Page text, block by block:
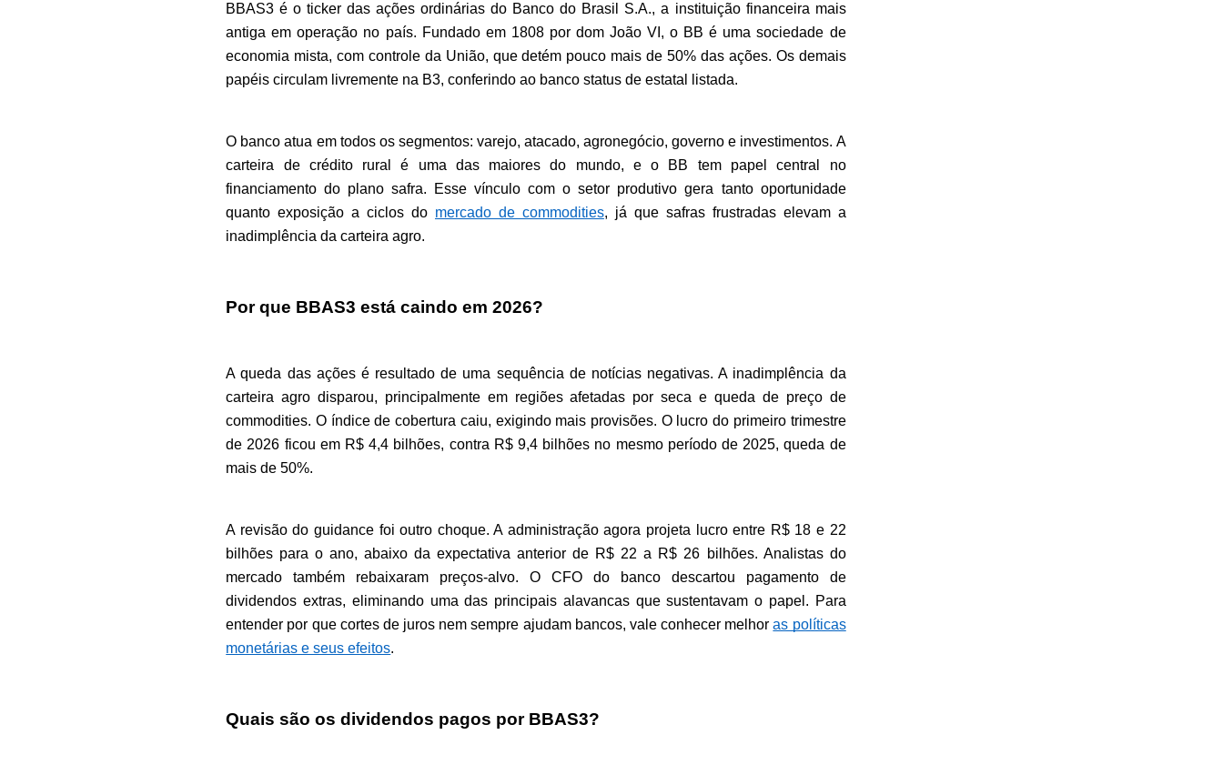
BBAS3 é o ticker das ações ordinárias do Banco do Brasil S.A., a instituição financeira mais
antiga em operação no país. Fundado em 1808 por dom João VI, o BB é uma sociedade de
economia mista, com controle da União, que detém pouco mais de 50% das ações. Os demais
papéis circulam livremente na B3, conferindo ao banco status de estatal listada.
O banco atua em todos os segmentos: varejo, atacado, agronegócio, governo e investimentos. A
carteira de crédito rural é uma das maiores do mundo, e o BB tem papel central no
financiamento do plano safra. Esse vínculo com o setor produtivo gera tanto oportunidade
quanto exposição a ciclos do mercado de commodities, já que safras frustradas elevam a
inadimplência da carteira agro.
Por que BBAS3 está caindo em 2026?
A queda das ações é resultado de uma sequência de notícias negativas. A inadimplência da
carteira agro disparou, principalmente em regiões afetadas por seca e queda de preço de
commodities. O índice de cobertura caiu, exigindo mais provisões. O lucro do primeiro trimestre
de 2026 ficou em R$ 4,4 bilhões, contra R$ 9,4 bilhões no mesmo período de 2025, queda de
mais de 50%.
A revisão do guidance foi outro choque. A administração agora projeta lucro entre R$ 18 e 22
bilhões para o ano, abaixo da expectativa anterior de R$ 22 a R$ 26 bilhões. Analistas do
mercado também rebaixaram preços-alvo. O CFO do banco descartou pagamento de
dividendos extras, eliminando uma das principais alavancas que sustentavam o papel. Para
entender por que cortes de juros nem sempre ajudam bancos, vale conhecer melhor as políticas
monetárias e seus efeitos.
Quais são os dividendos pagos por BBAS3?